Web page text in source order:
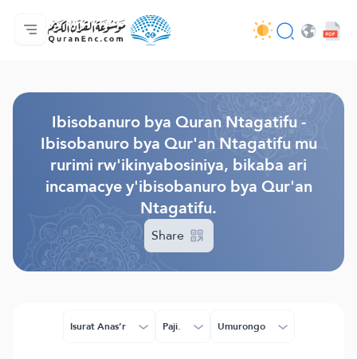
Ahabanza.
Ishakiro ry'ibisobanuro
Audio
Serivisi z'abakora amavugurura. - API
Ibijyanye n'umushinga.
Twandikire.
Ururimi.
Ibisobanuro bya Quran Ntagatifu -
Ibisobanuro bya Qur'an Ntagatifu mu
rurimi rw'ikinyabosiniya, bikaba ari
incamacye y'ibisobanuro bya Qur'an
Ntagatifu.
Share
Isurat Anas’r Paji. Umurongo